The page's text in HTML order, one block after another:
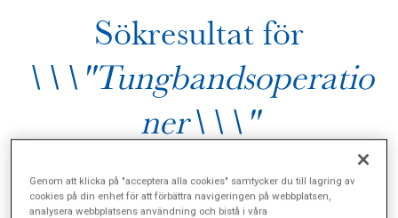
Sökresultat för
\\\"Tungbandsoperatio
ner\\\"
Genom att klicka på "acceptera alla cookies" samtycker du till lagring av
cookies på din enhet för att förbättra navigeringen på webbplatsen,
analysera webbplatsens användning och bistå i våra